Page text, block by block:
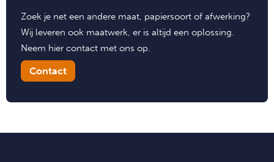
Zoek je net een andere maat, papiersoort of afwerking?
Wij leveren ook maatwerk, er is altijd een oplossing.
Neem hier contact met ons op.
Contact